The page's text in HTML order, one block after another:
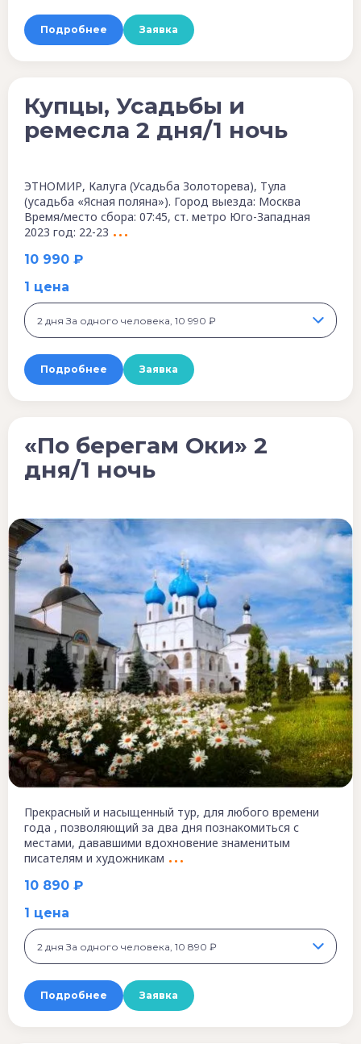
Подробнее Заявка
10 990 ₽
Купцы, Усадьбы и
ремесла 2 дня/1 ночь
ЭТНОМИР, Калуга (Усадьба Золоторева), Тула
(усадьба «Ясная поляна»). Город выезда: Москва
Время/место сбора: 07:45, ст. метро Юго-Западная
2023 год: 22-23
1 цена
2 дня За одного человека, 10 990 ₽
Подробнее Заявка
10 890 ₽
«По берегам Оки» 2
дня/1 ночь
Прекрасный и насыщенный тур, для любого времени
года , позволяющий за два дня познакомиться с
местами, дававшими вдохновение знаменитым
писателям и художникам
1 цена
2 дня За одного человека, 10 890 ₽
Подробнее Заявка